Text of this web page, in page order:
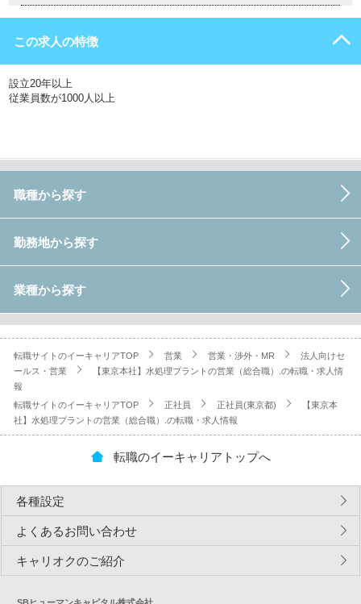
この求人の特徴
設立20年以上
従業員数が1000人以上
職種から探す
勤務地から探す
業種から探す
転職サイトのイーキャリアTOP 営業 営業・渉外・MR
法人向けセ
ールス・営業
【東京本社】水処理プラントの営業（総合職）.の転職・求人情
報
転職サイトのイーキャリアTOP
正社員 正社員(東京都)
【東京本
社】水処理プラントの営業（総合職）.の転職・求人情報
転職のイーキャリアトップへ
各種設定
よくあるお問い合わせ
キャリオクのご紹介